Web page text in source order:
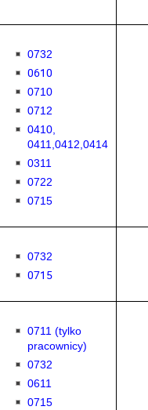
0732
0610
0710
0712
0410,
0411,0412,0414
0311
0722
0715
0732
0715
0711 (tylko
pracownicy)
0732
0611
0715